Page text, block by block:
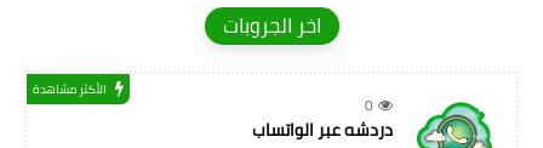
اخر الجروبات
0
الأكثر مشاهدة
دردشه عبر الواتساب